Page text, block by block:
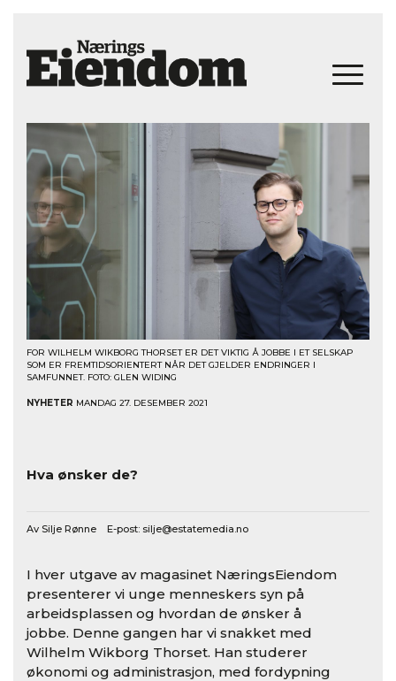
FOR WILHELM WIKBORG THORSET ER DET VIKTIG Å JOBBE I ET SELSKAP
SOM ER FREMTIDSORIENTERT NÅR DET GJELDER ENDRINGER I
SAMFUNNET. FOTO: GLEN WIDING
NYHETER MANDAG 27. DESEMBER 2021
Hva ønsker de?
Av Silje Rønne E-post: silje@estatemedia.no
I hver utgave av magasinet NæringsEiendom
presenterer vi unge menneskers syn på
arbeidsplassen og hvordan de ønsker å
jobbe. Denne gangen har vi snakket med
Wilhelm Wikborg Thorset. Han studerer
økonomi og administrasjon, med fordypning